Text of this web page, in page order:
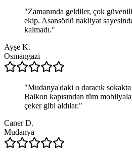
"Zamanında geldiler, çok
ekip. Asansörlü nakliyat
kalmadı."
Ayşe K.
Osmangazi
"Mudanya'daki o daracık sokakta
Balkon kapısından tüm
çeker gibi aldılar."
Caner D.
Mudanya